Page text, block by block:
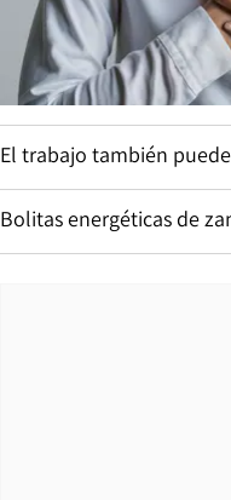
El trabajo también
Bolitas energéticas de